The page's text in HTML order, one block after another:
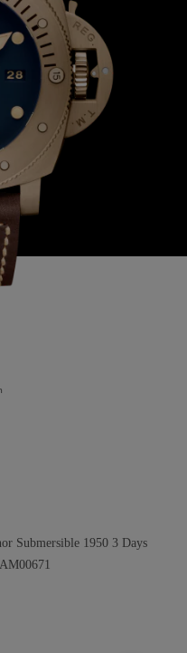
163.0G